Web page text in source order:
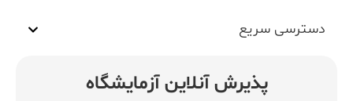
دسترسی سریع
پذیرش آنلاین آزمایشگاه